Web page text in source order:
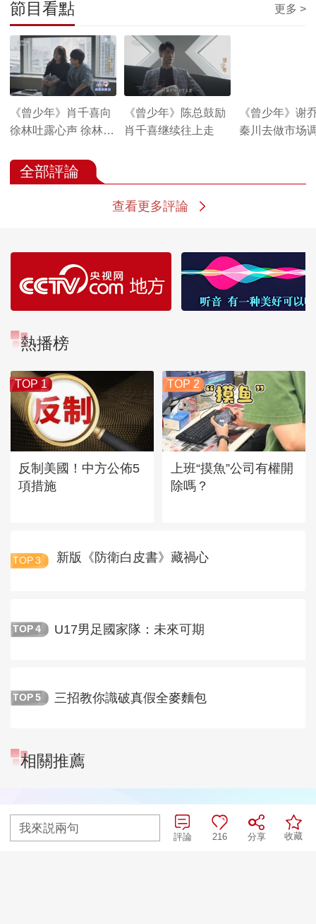
節目看點 更多 >
《曾少年》肖千喜向
徐林吐露心声 徐林安
《曾少年》陈总鼓励
肖千喜继续往上走
《曾少年》谢
秦川去做市场
全部評論
查看更多評論
熱播榜
TOP 1
反制美國！中方公佈5
項措施
TOP 2
上班“摸魚”公司有權開
除嗎？
TOP 3 新版《防衛白皮書》藏禍心
TOP 4 U17男足國家隊：未來可期
TOP 5 三招教你識破真假全麥麵包
相關推薦
我來説兩句
收藏
分享
216
評論